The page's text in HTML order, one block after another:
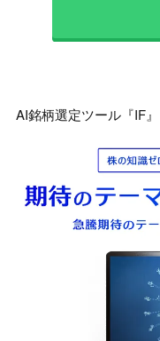
AI銘柄選定ツール『IF』